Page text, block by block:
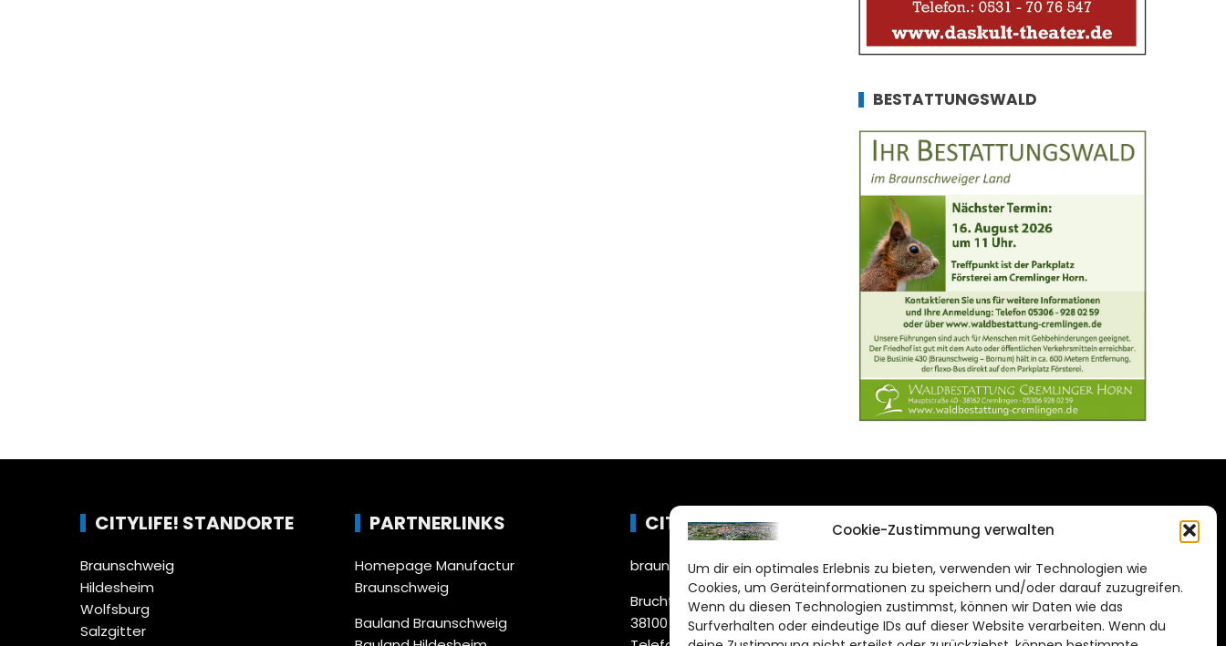
Cookie-Zustimmung verwalten
Um dir ein optimales Erlebnis zu bieten, verwenden wir Technologien wie
Cookies, um Geräteinformationen zu speichern und/oder darauf zuzugreifen.
Wenn du diesen Technologien zustimmst, können wir Daten wie das
Surfverhalten oder eindeutige IDs auf dieser Website verarbeiten. Wenn du
BESTATTUNGSWALD
CITYLIFE! STANDORTE
Braunschweig
Hildesheim
Wolfsburg
Salzgitter
PARTNERLINKS
Homepage Manufactur
Braunschweig
Bauland Braunschweig
CITYLIFE!
braunschweig@citylifemedien.de
Bruchtorwall 12
38100 Braunschweig
DAS STADTMAGAZIN
FÜR BRAUNSCHWEIG
Impressum
Datenschutzerklärung
Cookie Richtlinie